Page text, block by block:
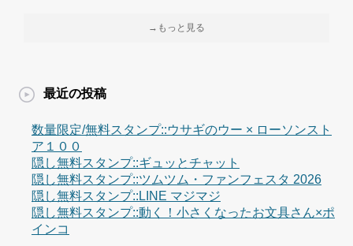
→もっと見る
最近の投稿
数量限定/無料スタンプ::ウサギのウー × ローソンスト
ア１００
隠し無料スタンプ::ギュッとチャット
隠し無料スタンプ::ツムツム・ファンフェスタ 2026
隠し無料スタンプ::LINE マジマジ
隠し無料スタンプ::動く！小さくなったお文具さん×ポ
インコ